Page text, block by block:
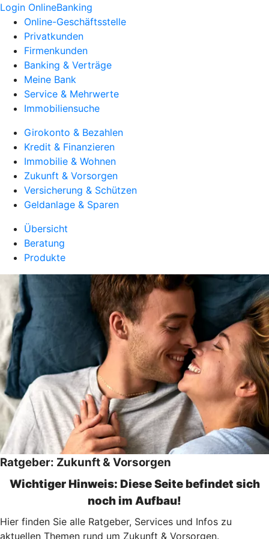
Login OnlineBanking
Online-Geschäftsstelle
Privatkunden
Firmenkunden
Banking & Verträge
Meine Bank
Service & Mehrwerte
Immobiliensuche
Girokonto & Bezahlen
Kredit & Finanzieren
Immobilie & Wohnen
Zukunft & Vorsorgen
Versicherung & Schützen
Geldanlage & Sparen
Übersicht
Beratung
Produkte
Ratgeber: Zukunft & Vorsorgen
Wichtiger Hinweis: Diese Seite befindet sich
noch im Aufbau!
Hier finden Sie alle Ratgeber, Services und Infos zu
aktuellen Themen rund um Zukunft & Vorsorgen.